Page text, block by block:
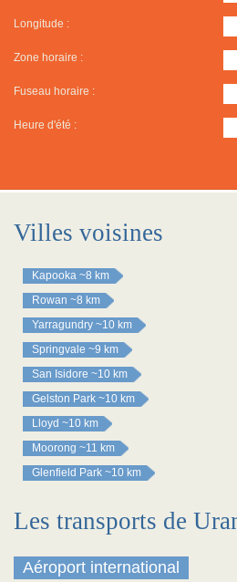
Longitude :
Zone horaire :
Fuseau horaire :
Heure d'été :
Villes voisines
Kapooka ~8 km
Rowan ~8 km
Yarragundry ~10 km
Springvale ~9 km
San Isidore ~10 km
Gelston Park ~10 km
Lloyd ~10 km
Moorong ~11 km
Glenfield Park ~10 km
Les transports de
Aéroport international